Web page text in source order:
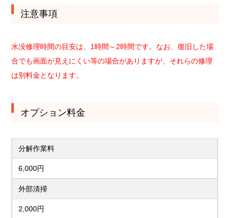
注意事項
水没修理時間の目安は、1時間～2時間です。なお、復旧した場
合でも画面が見えにくい等の場合がありますが、それらの修理
は別料金となります。
オプション料金
分解作業料
6,000円
外部清掃
2,000円